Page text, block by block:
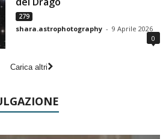
279
shara.astrophotography - 9 Aprile 2026
0
Carica altri